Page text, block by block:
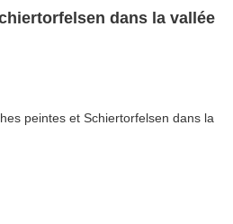
dans la vallée